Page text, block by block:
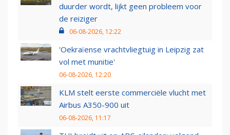
duurder wordt, lijkt geen probleem voor
de reiziger
06-08-2026, 12:22
'Oekraïense vrachtvliegtuig in Leipzig zat
vol met munitie'
06-08-2026, 12:20
KLM stelt eerste commerciële vlucht met
Airbus A350-900 uit
06-08-2026, 11:17